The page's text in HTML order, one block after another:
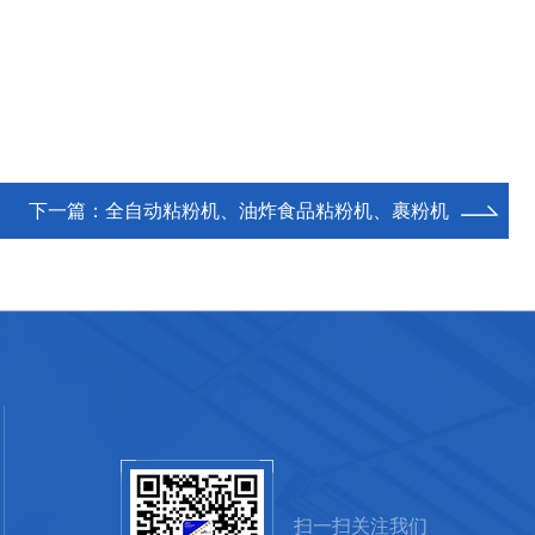
下一篇： 全自动粘粉机、油炸食品粘粉机、裹粉机
扫一扫关注我们